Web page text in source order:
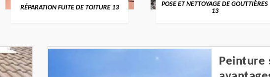
RÉPARATION FUITE DE TOITURE 13
POSE ET NETTOYAGE DE GOUTTIÈRES
Peinture